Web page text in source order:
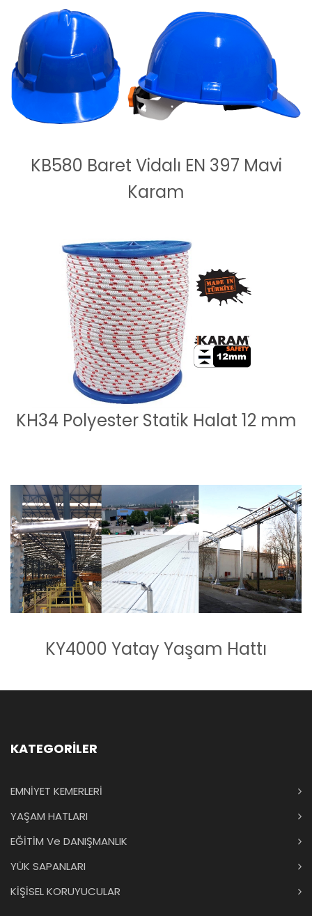
KB580 Baret Vidalı EN 397 Mavi
Karam
KH34 Polyester Statik Halat 12 mm
KY4000 Yatay Yaşam Hattı
KATEGORİLER
EMNİYET KEMERLERİ
YAŞAM HATLARI
EĞİTİM Ve DANIŞMANLIK
YÜK SAPANLARI
KİŞİSEL KORUYUCULAR